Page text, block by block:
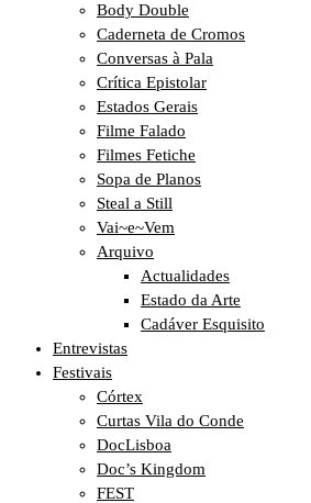
Body Double
Caderneta de Cromos
Conversas à Pala
Crítica Epistolar
Estados Gerais
Filme Falado
Filmes Fetiche
Sopa de Planos
Steal a Still
Vai~e~Vem
Arquivo
Actualidades
Estado da Arte
Cadáver Esquisito
Entrevistas
Festivais
Córtex
Curtas Vila do Conde
DocLisboa
Doc’s Kingdom
FEST